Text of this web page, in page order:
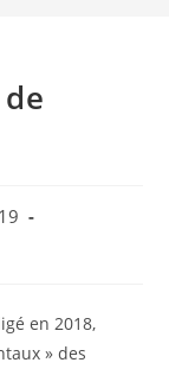
en 2018,
» des